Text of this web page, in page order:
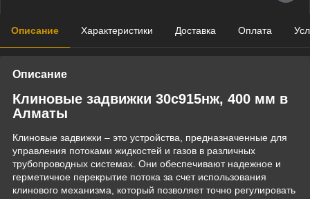
Описание Характеристики Доставка Оплата
Описание
Клиновые задвижки 30с915нж, 400 мм в
Алматы
Клиновые задвижки – это устройства, предназначенные для
управления потоками жидкостей и газов в различных
трубопроводных системах. Они обеспечивают надежное и
герметичное перекрытие потока за счет использования
клинового механизма, который позволяет точно регулировать